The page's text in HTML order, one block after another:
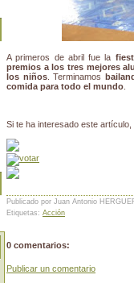
A primeros de abril fue la
premios a los tres mejores
los niños. Terminamos
comida para todo el mundo
Si te ha interesado este artículo,
Publicado por Juan Antonio
Etiquetas: Acción
0 comentarios:
Publicar un comentario